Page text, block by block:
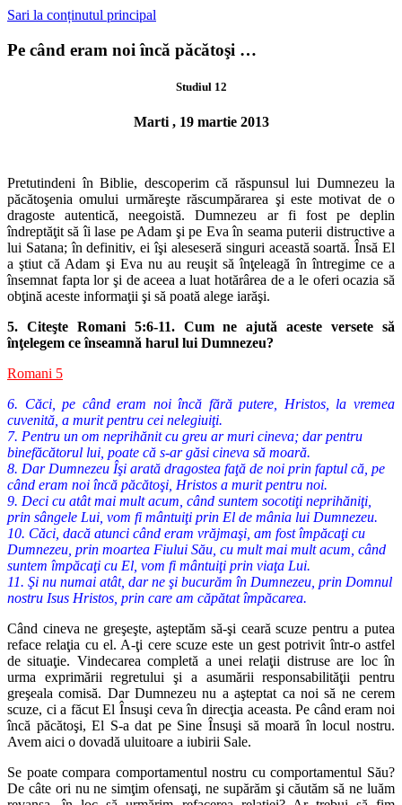
Sari la conținutul principal
Pe când eram noi încă păcătoşi …
Studiul 12
Marti , 19 martie 2013
Pretutindeni în Biblie, descoperim că răspunsul lui Dumnezeu la
păcătoşenia omului urmăreşte răscumpărarea şi este motivat de o
dragosteautentică, neegoistă. Dumnezeu ar fi fost pe deplin
îndreptăţit să îi lase pe Adam şi pe Eva în seama puterii distructive a
lui Satana; în definitiv,ei îşi aleseseră singuri această soartă. Însă El
a ştiut că Adam şi Eva nu aureuşit să înţeleagă în întregime ce a
însemnat fapta lor şi de aceea a luathotărârea de a le oferi ocazia să
obţină aceste informaţii şi să poată alege iarăşi.
5. Citeşte Romani 5:6-11. Cum ne ajută aceste versete să
înţelegem ceînseamnă harul lui Dumnezeu?
Romani 5
6. Căci, pe când eram noi încă fără putere, Hristos, la vremea
cuvenită, a murit pentru cei nelegiuiţi.
7. Pentru un om neprihănit cu greu ar muri cineva; dar pentru
binefăcătorul lui, poate că s-ar găsi cineva să moară.
8. Dar Dumnezeu Îşi arată dragostea faţă de noi prin faptul că, pe
când eram noi încă păcătoşi, Hristos a murit pentru noi.
9. Deci cu atât mai mult acum, când suntem socotiţi neprihăniţi,
prin sângele Lui, vom fi mântuiţi prin El de mânia lui Dumnezeu.
10. Căci, dacă atunci când eram vrăjmaşi, am fost împăcaţi cu
Dumnezeu, prin moartea Fiului Său, cu mult mai mult acum, când
suntem împăcaţi cu El, vom fi mântuiţi prin viaţa Lui.
11. Şi nu numai atât, dar ne şi bucurăm în Dumnezeu, prin Domnul
nostru Isus Hristos, prin care am căpătat împăcarea.
Când cineva ne greşeşte, aşteptăm să-şi ceară scuze pentru a putea
refacerelaţia cu el. A-ţi cere scuze este un gest potrivit într-o astfel
de situaţie. Vindecarea completă a unei relaţii distruse are loc în
urma exprimăriiregretului şi a asumării responsabilităţii pentru
greşeala comisă. DarDumnezeu nu a aşteptat ca noi să ne cerem
scuze, ci a făcut El Însuşi ceva în direcţia aceasta. Pe când eram noi
încă păcătoşi, El S-a dat pe Sine Însuşi sămoară în locul nostru.
Avem aici o dovadă uluitoare a iubirii Sale.
Se poate compara comportamentul nostru cu comportamentul Său?
De câte ori nu ne simţim ofensaţi, ne supărăm şi căutăm să ne luăm